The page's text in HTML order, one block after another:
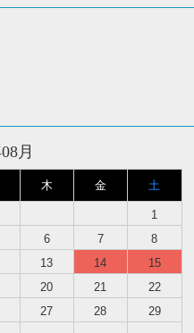
月
木 金 土
1
6 7
8
13 14
15
20 21
22
27 28
29